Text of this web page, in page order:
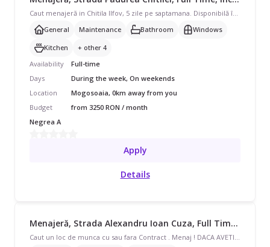
General
Maintenance Bathroom
Windows
Kitchen
+ other 4
Availability
Full-time
Days
During the week, On weekends
Location
Mogosoaia, 0km away from you
Budget
from 3250 RON / month
Negrea A
Apply
Details
Menajeră, Strada Alexandru Ioan Cuza, Full Time, începând cu 3250 lei/lună